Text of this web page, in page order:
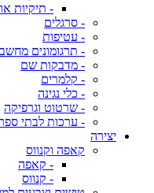
- תיקיות
- סרגלים
- עטיפות
- תרגומונים
- מדבקות שם
- קלמרים
- כלי נגינה
- שרטוט וגרפיקה
- ערכות לבתי
יצירה
קאפה וקנווס
- קאפה
- קנווס